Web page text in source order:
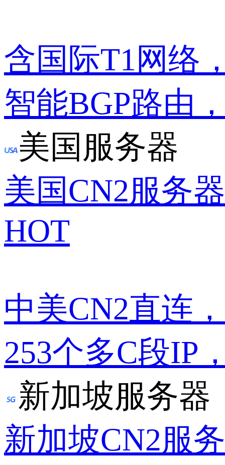
含国际T1网络
智能BGP路由
美国服务器
美国CN2服务器
HOT
中美CN2直连
253个多C段IP
新加坡服务器
新加坡CN2服